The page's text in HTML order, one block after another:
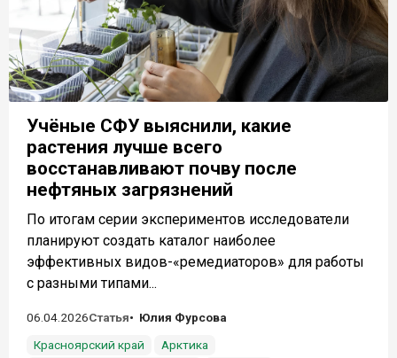
Учёные СФУ выяснили, какие
растения лучше всего
восстанавливают почву после
нефтяных загрязнений
По итогам серии экспериментов исследователи
планируют создать каталог наиболее
эффективных видов-«ремедиаторов» для работы
с разными типами...
06.04.2026Статья
Юлия Фурсова
Красноярский край
Арктика